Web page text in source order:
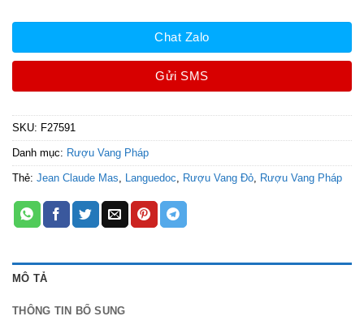
Chat Zalo
Gửi SMS
SKU: F27591
Danh mục: Rượu Vang Pháp
Thẻ: Jean Claude Mas, Languedoc, Rượu Vang Đỏ, Rượu Vang Pháp
MÔ TẢ
THÔNG TIN BỔ SUNG